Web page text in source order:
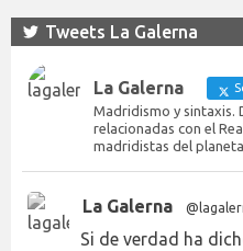
Tweets La Galerna
La Galerna
Madridismo y sintaxis.
relacionadas con el
madridistas del
La Galerna
Si de verdad ha